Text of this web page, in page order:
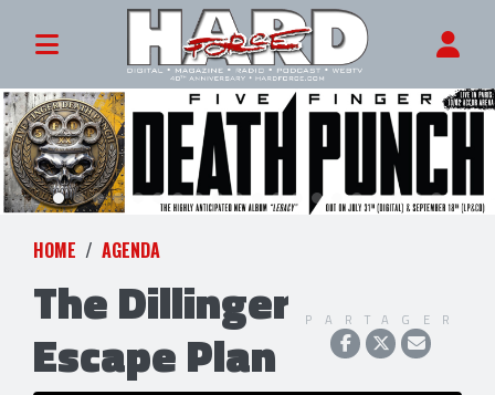
HOME AGENDA
The Dillinger
Escape Plan
PARTAGER